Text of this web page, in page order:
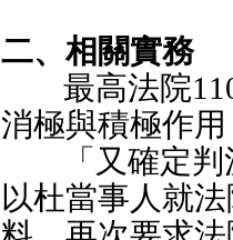
二、相關實務
最高法院
消極與積極作
「又確定
以杜當事人就